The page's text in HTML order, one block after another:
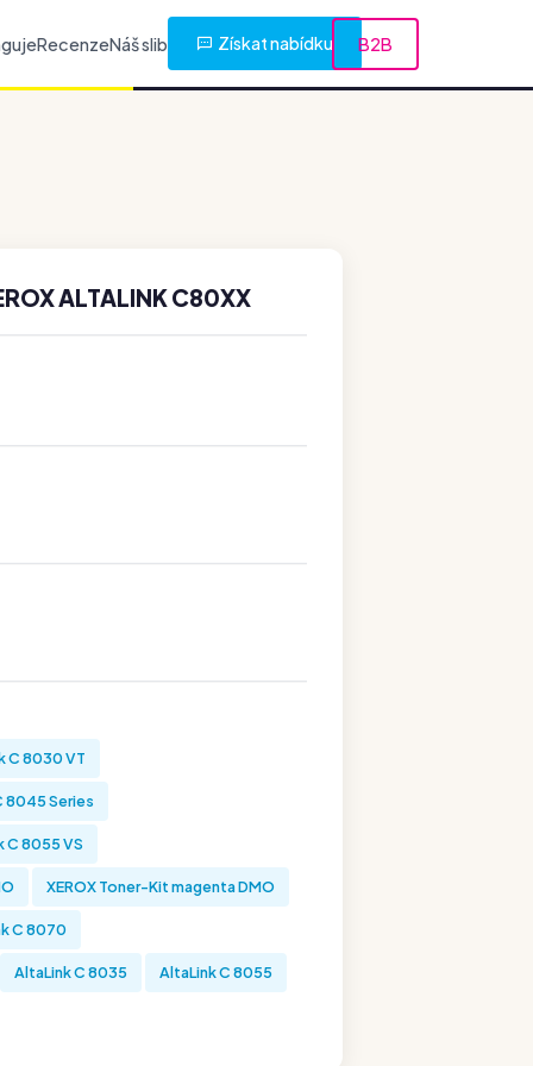
RecenzeNáš slib Získat nabídku B2B
ALTALINK C80XX
C 8030 VT
8045 Series
C 8055 VS
XEROX Toner-Kit magenta DMO
C 8070
AltaLink C 8035 AltaLink C 8055